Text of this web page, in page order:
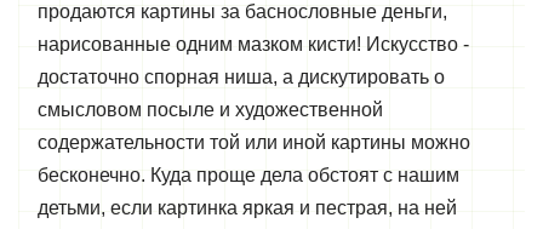
продаются картины за баснословные деньги,
нарисованные одним мазком кисти! Искусство -
достаточно спорная ниша, а дискутировать о
смысловом посыле и художественной
содержательности той или иной картины можно
бесконечно. Куда проще дела обстоят с нашим
детьми, если картинка яркая и пестрая, на ней